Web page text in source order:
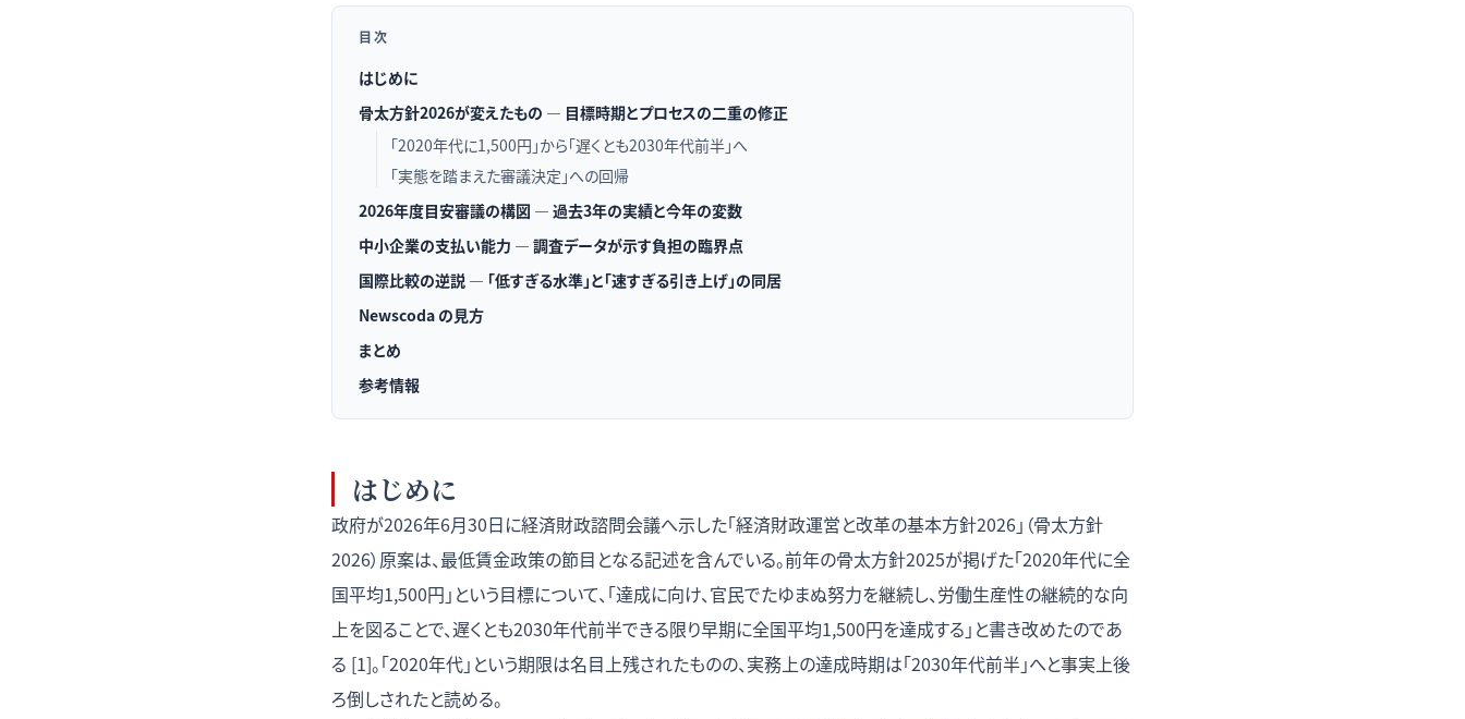
目次
はじめに
骨太方針2026が変えたもの — 目標時期とプロセスの二重の修正
「2020年代に1,500円」から「遅くとも2030年代前半」へ
「実態を踏まえた審議決定」への回帰
2026年度目安審議の構図 — 過去3年の実績と今年の変数
中小企業の支払い能力 — 調査データが示す負担の臨界点
国際比較の逆説 — 「低すぎる水準」と「速すぎる引き上げ」の同居
Newscoda の見方
まとめ
参考情報
はじめに
政府が2026年6月30日に経済財政諮問会議へ示した「経済財政運営と改革の基本方針2026」（骨太方針
2026）原案は、最低賃金政策の節目となる記述を含んでいる。前年の骨太方針2025が掲げた「2020年代に全
国平均1,500円」という目標について、「達成に向け、官民でたゆまぬ努力を継続し、労働生産性の継続的な向
上を図ることで、遅くとも2030年代前半できる限り早期に全国平均1,500円を達成する」と書き改めたのであ
る [1]。「2020年代」という期限は名目上残されたものの、実務上の達成時期は「2030年代前半」へと事実上後
ろ倒しされたと読める。